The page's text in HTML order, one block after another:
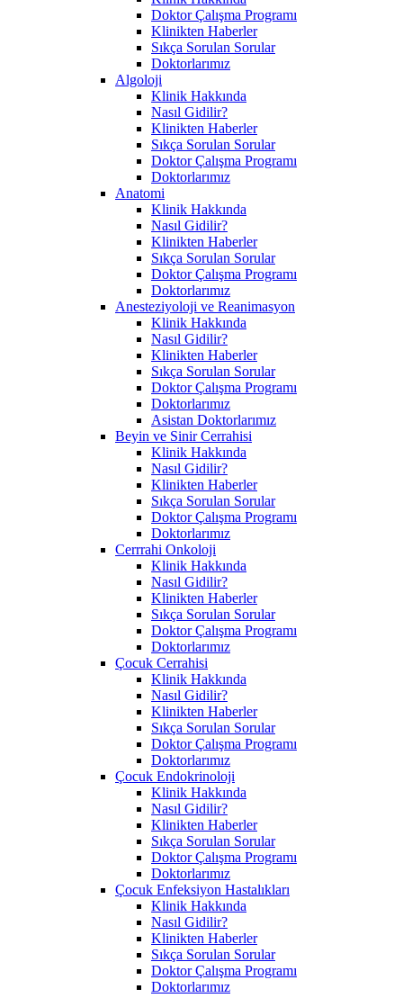
Doktor Çalışma Programı
Klinikten Haberler
Sıkça Sorulan Sorular
Doktorlarımız
Algoloji
Klinik Hakkında
Nasıl Gidilir?
Klinikten Haberler
Sıkça Sorulan Sorular
Doktor Çalışma Programı
Doktorlarımız
Anatomi
Klinik Hakkında
Nasıl Gidilir?
Klinikten Haberler
Sıkça Sorulan Sorular
Doktor Çalışma Programı
Doktorlarımız
Anesteziyoloji ve Reanimasyon
Klinik Hakkında
Nasıl Gidilir?
Klinikten Haberler
Sıkça Sorulan Sorular
Doktor Çalışma Programı
Doktorlarımız
Asistan Doktorlarımız
Beyin ve Sinir Cerrahisi
Klinik Hakkında
Nasıl Gidilir?
Klinikten Haberler
Sıkça Sorulan Sorular
Doktor Çalışma Programı
Doktorlarımız
Cerrrahi Onkoloji
Klinik Hakkında
Nasıl Gidilir?
Klinikten Haberler
Sıkça Sorulan Sorular
Doktor Çalışma Programı
Doktorlarımız
Çocuk Cerrahisi
Klinik Hakkında
Nasıl Gidilir?
Klinikten Haberler
Sıkça Sorulan Sorular
Doktor Çalışma Programı
Doktorlarımız
Çocuk Endokrinoloji
Klinik Hakkında
Nasıl Gidilir?
Klinikten Haberler
Sıkça Sorulan Sorular
Doktor Çalışma Programı
Doktorlarımız
Çocuk Enfeksiyon Hastalıkları
Klinik Hakkında
Nasıl Gidilir?
Klinikten Haberler
Sıkça Sorulan Sorular
Doktor Çalışma Programı
Doktorlarımız